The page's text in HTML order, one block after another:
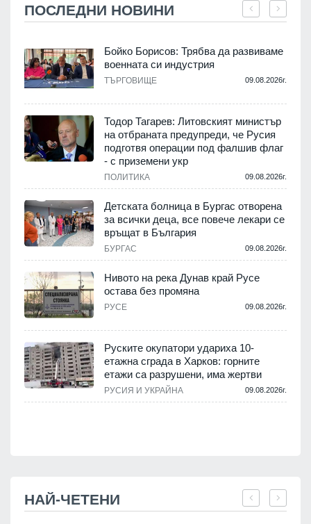
ПОСЛЕДНИ НОВИНИ
Бойко Борисов: Трябва да развиваме
военната си индустрия
ТЪРГОВИЩЕ 09.08.2026г.
Тодор Тагарев: Литовският министър
на отбраната предупреди, че Русия
подготвя операции под фалшив флаг
- с приземени укр
ПОЛИТИКА 09.08.2026г.
Детската болница в Бургас отворена
за всички деца, все повече лекари се
връщат в България
БУРГАС 09.08.2026г.
Нивото на река Дунав край Русе
остава без промяна
РУСЕ 09.08.2026г.
Руските окупатори удариха 10-
етажна сграда в Харков: горните
етажи са разрушени, има жертви
РУСИЯ И УКРАЙНА 09.08.2026г.
НАЙ-ЧЕТЕНИ